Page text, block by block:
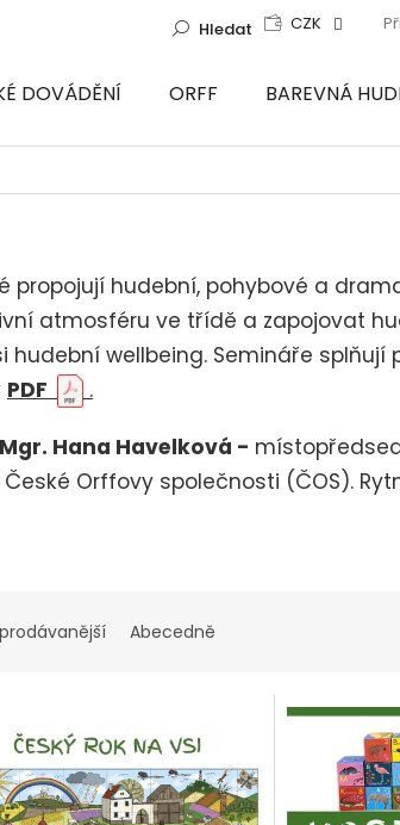
CZK
Hledat
DOVÁDĚNÍ ORFF
BAREVNÁ
hudební, pohybové a
atmosféru ve třídě a zapojovat
hudební wellbeing. Semináře splňují
PDF
.
Hana Havelková -
Orffovy společnosti (ČOS).
Abecedně